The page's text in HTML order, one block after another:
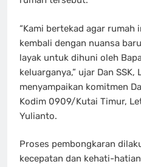
“Kami bertekad agar rumah
kembali dengan nuansa
layak untuk dihuni oleh
keluarganya,” ujar Dan
menyampaikan komitmen
Kodim 0909/Kutai Timur,
Yulianto.
Proses pembongkaran
kecepatan dan kehati-